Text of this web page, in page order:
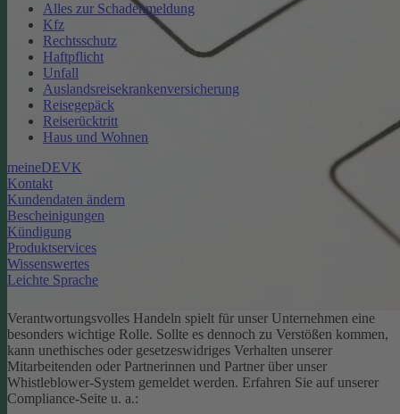
Alles zur Schadenmeldung
Kfz
Rechtsschutz
Haftpflicht
Unfall
Auslandsreisekrankenversicherung
Reisegepäck
Reiserücktritt
Haus und Wohnen
meineDEVK
Kontakt
Kundendaten ändern
Bescheinigungen
Kündigung
Produktservices
Wissenswertes
Leichte Sprache
Verantwortungsvolles Handeln spielt für unser Unternehmen eine
besonders wichtige Rolle. Sollte es dennoch zu Verstößen kommen,
kann unethisches oder gesetzeswidriges Verhalten unserer
Mitarbeitenden oder Partnerinnen und Partner über unser
Whistleblower-System gemeldet werden. Erfahren Sie auf unserer
Compliance-Seite u. a.: